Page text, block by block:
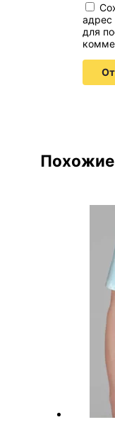
адрес
для
Похожие